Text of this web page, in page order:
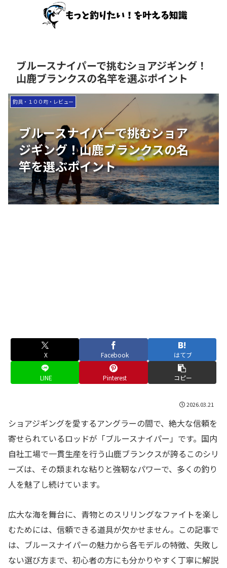
ブルースナイパーで挑むショアジギング！
山鹿ブランクスの名竿を選ぶポイント
ブルースナイパーで挑むショア
ジギング！山鹿ブランクスの名
竿を選ぶポイント
釣具・１００均・レビュー
X Facebook はてブ
LINE Pinterest コピー
2026.03.21
ショアジギングを愛するアングラーの間で、絶大な信頼を
寄せられているロッドが「ブルースナイパー」です。国内
自社工場で一貫生産を行う山鹿ブランクスが誇るこのシリ
ーズは、その類まれな粘りと強靭なパワーで、多くの釣り
人を魅了し続けています。
広大な海を舞台に、青物とのスリリングなファイトを楽し
むためには、信頼できる道具が欠かせません。この記事で
は、ブルースナイパーの魅力から各モデルの特徴、失敗し
ない選び方まで、初心者の方にも分かりやすく丁寧に解説